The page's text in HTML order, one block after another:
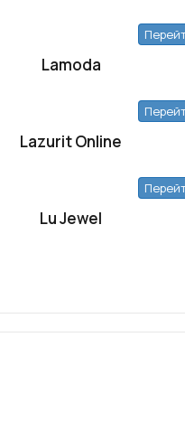
Lamoda
Lazurit Online
Lu Jewel